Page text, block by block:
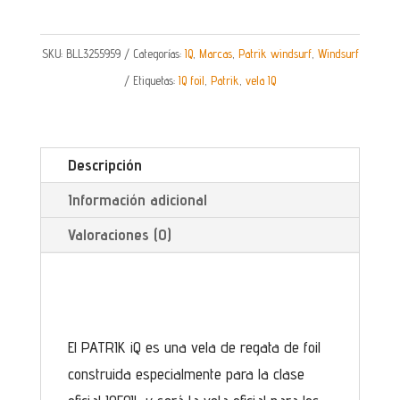
SKU: BLL3255959 Categorías: IQ, Marcas, Patrik windsurf, Windsurf
Etiquetas: IQ foil, Patrik, vela IQ
Descripción
Información adicional
Valoraciones (0)
El PATRIK iQ es una vela de regata de foil
construida especialmente para la clase